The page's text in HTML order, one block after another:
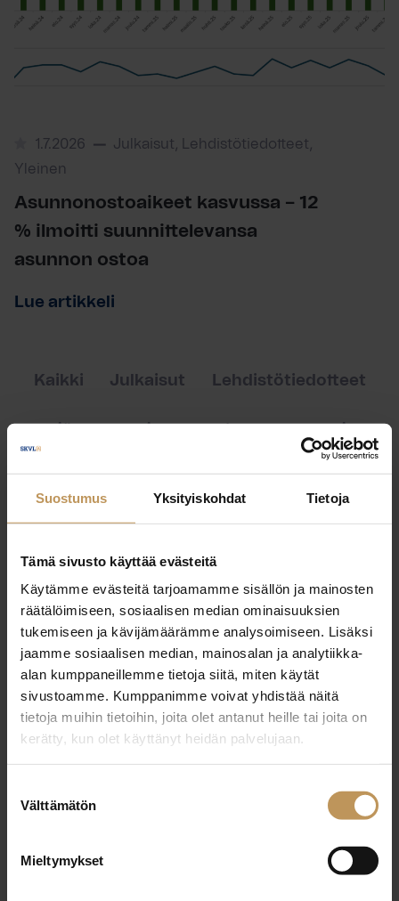
Suostumus Yksityiskohdat Tietoja
Tämä sivusto käyttää evästeitä
Käytämme evästeitä tarjoamamme sisällön ja mainosten
räätälöimiseen, sosiaalisen median ominaisuuksien
tukemiseen ja kävijämäärämme analysoimiseen. Lisäksi
jaamme sosiaalisen median, mainosalan ja analytiikka-
alan kumppaneillemme tietoja siitä, miten käytät
sivustoamme. Kumppanimme voivat yhdistää näitä
tietoja muihin tietoihin, joita olet antanut heille tai joita on
kerätty, kun olet käyttänyt heidän palvelujaan.
valinta
Välttämätön
Mieltymykset
1.7.2026
Julkaisut, Lehdistötiedotteet,
Yleinen
Asunnonostoaikeet kasvussa – 12
% ilmoitti suunnittelevansa
asunnon ostoa
Lue artikkeli
Kaikki Julkaisut Lehdistötiedotteet
17.10.2025
Lue artikkeli